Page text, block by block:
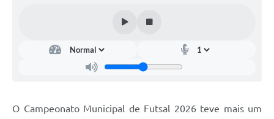
O Campeonato Municipal de Futsal 2026 teve mais um